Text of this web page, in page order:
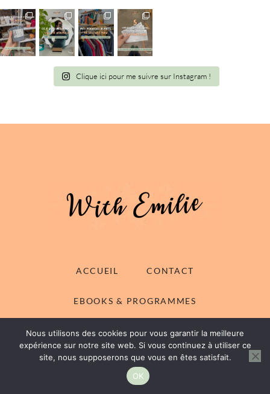
Clique ici pour me suivre sur Instagram !
ACCUEIL CONTACT
EBOOKS & PROGRAMMES
MENTIONS LÉGALES ESPACE MEMBRE
LIENS UTILES
Nous utilisons des cookies pour vous garantir la meilleure
expérience sur notre site web. Si vous continuez à utiliser ce
site, nous supposerons que vous en êtes satisfait.
OK